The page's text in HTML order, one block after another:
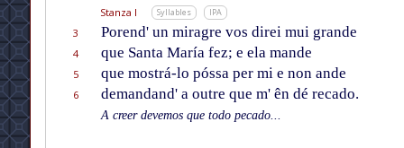
Stanza I Syllables IPA
3 Porend' un miragre vos direi mui grande
4
que Santa María fez; e ela mande
5
que mostrá-lo póssa per mi e non ande
6
demandand' a outre que m' ên dé recado.
A creer devemos que todo pecado...